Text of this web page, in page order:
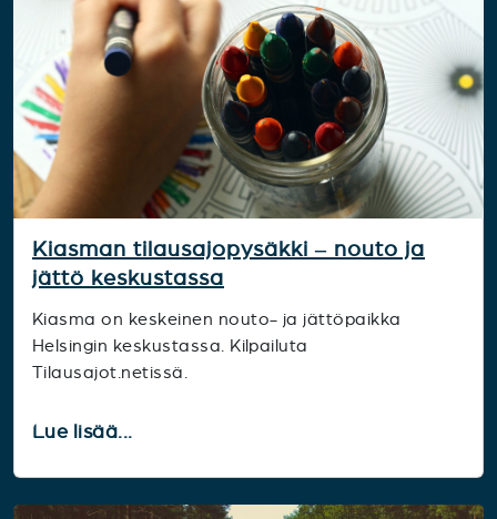
Kiasman tilausajopysäkki – nouto ja
jättö keskustassa
Kiasma on keskeinen nouto- ja jättöpaikka
Helsingin keskustassa. Kilpailuta
Tilausajot.netissä.
Lue lisää...